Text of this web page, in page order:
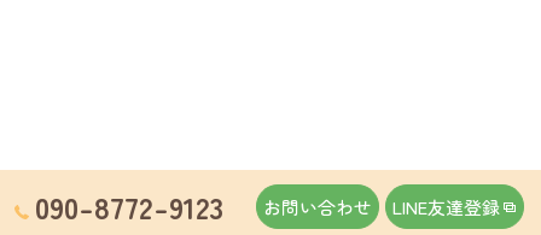
090-8772-9123 お問い合わせ LINE友達登録